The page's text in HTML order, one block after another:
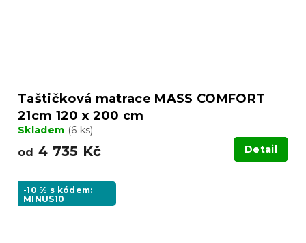
Taštičková matrace MASS COMFORT
21cm 120 x 200 cm
Skladem (6 ks)
od 4 735 Kč Detail
-10 % s kódem:
MINUS10